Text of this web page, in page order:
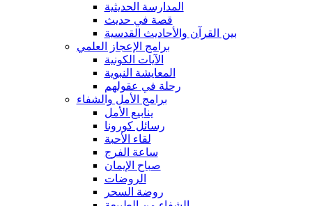
المدارسة الحديثية
قصة في حديث
بين القرآن والأحاديث القدسية
برامج الإعجاز العلمي
الآيات الكونية
المعايشة النبوية
رحلة في عقولهم
برامج الأمل والشفاء
ينابيع الأمل
رسائل كورونا
لقاء الأحبة
ساعة الفرج
صباح الإيمان
الروضات
روضة السحر